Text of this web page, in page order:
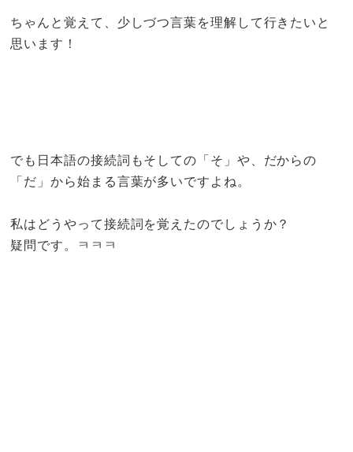
ちゃんと覚えて、少しづつ言葉を理解して行きたいと
思います！
でも日本語の接続詞もそしての「そ」や、だからの
「だ」から始まる言葉が多いですよね。
私はどうやって接続詞を覚えたのでしょうか？
疑問です。ㅋㅋㅋ